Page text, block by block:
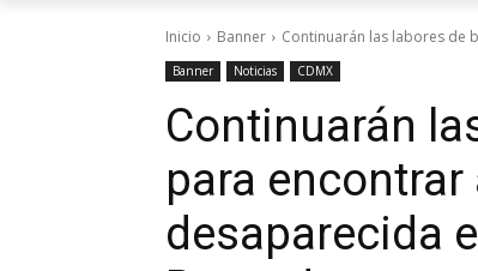
Inicio Banner Continuarán las labores de
Banner Noticias CDMX
Continuarán
para encontrar
desaparecida